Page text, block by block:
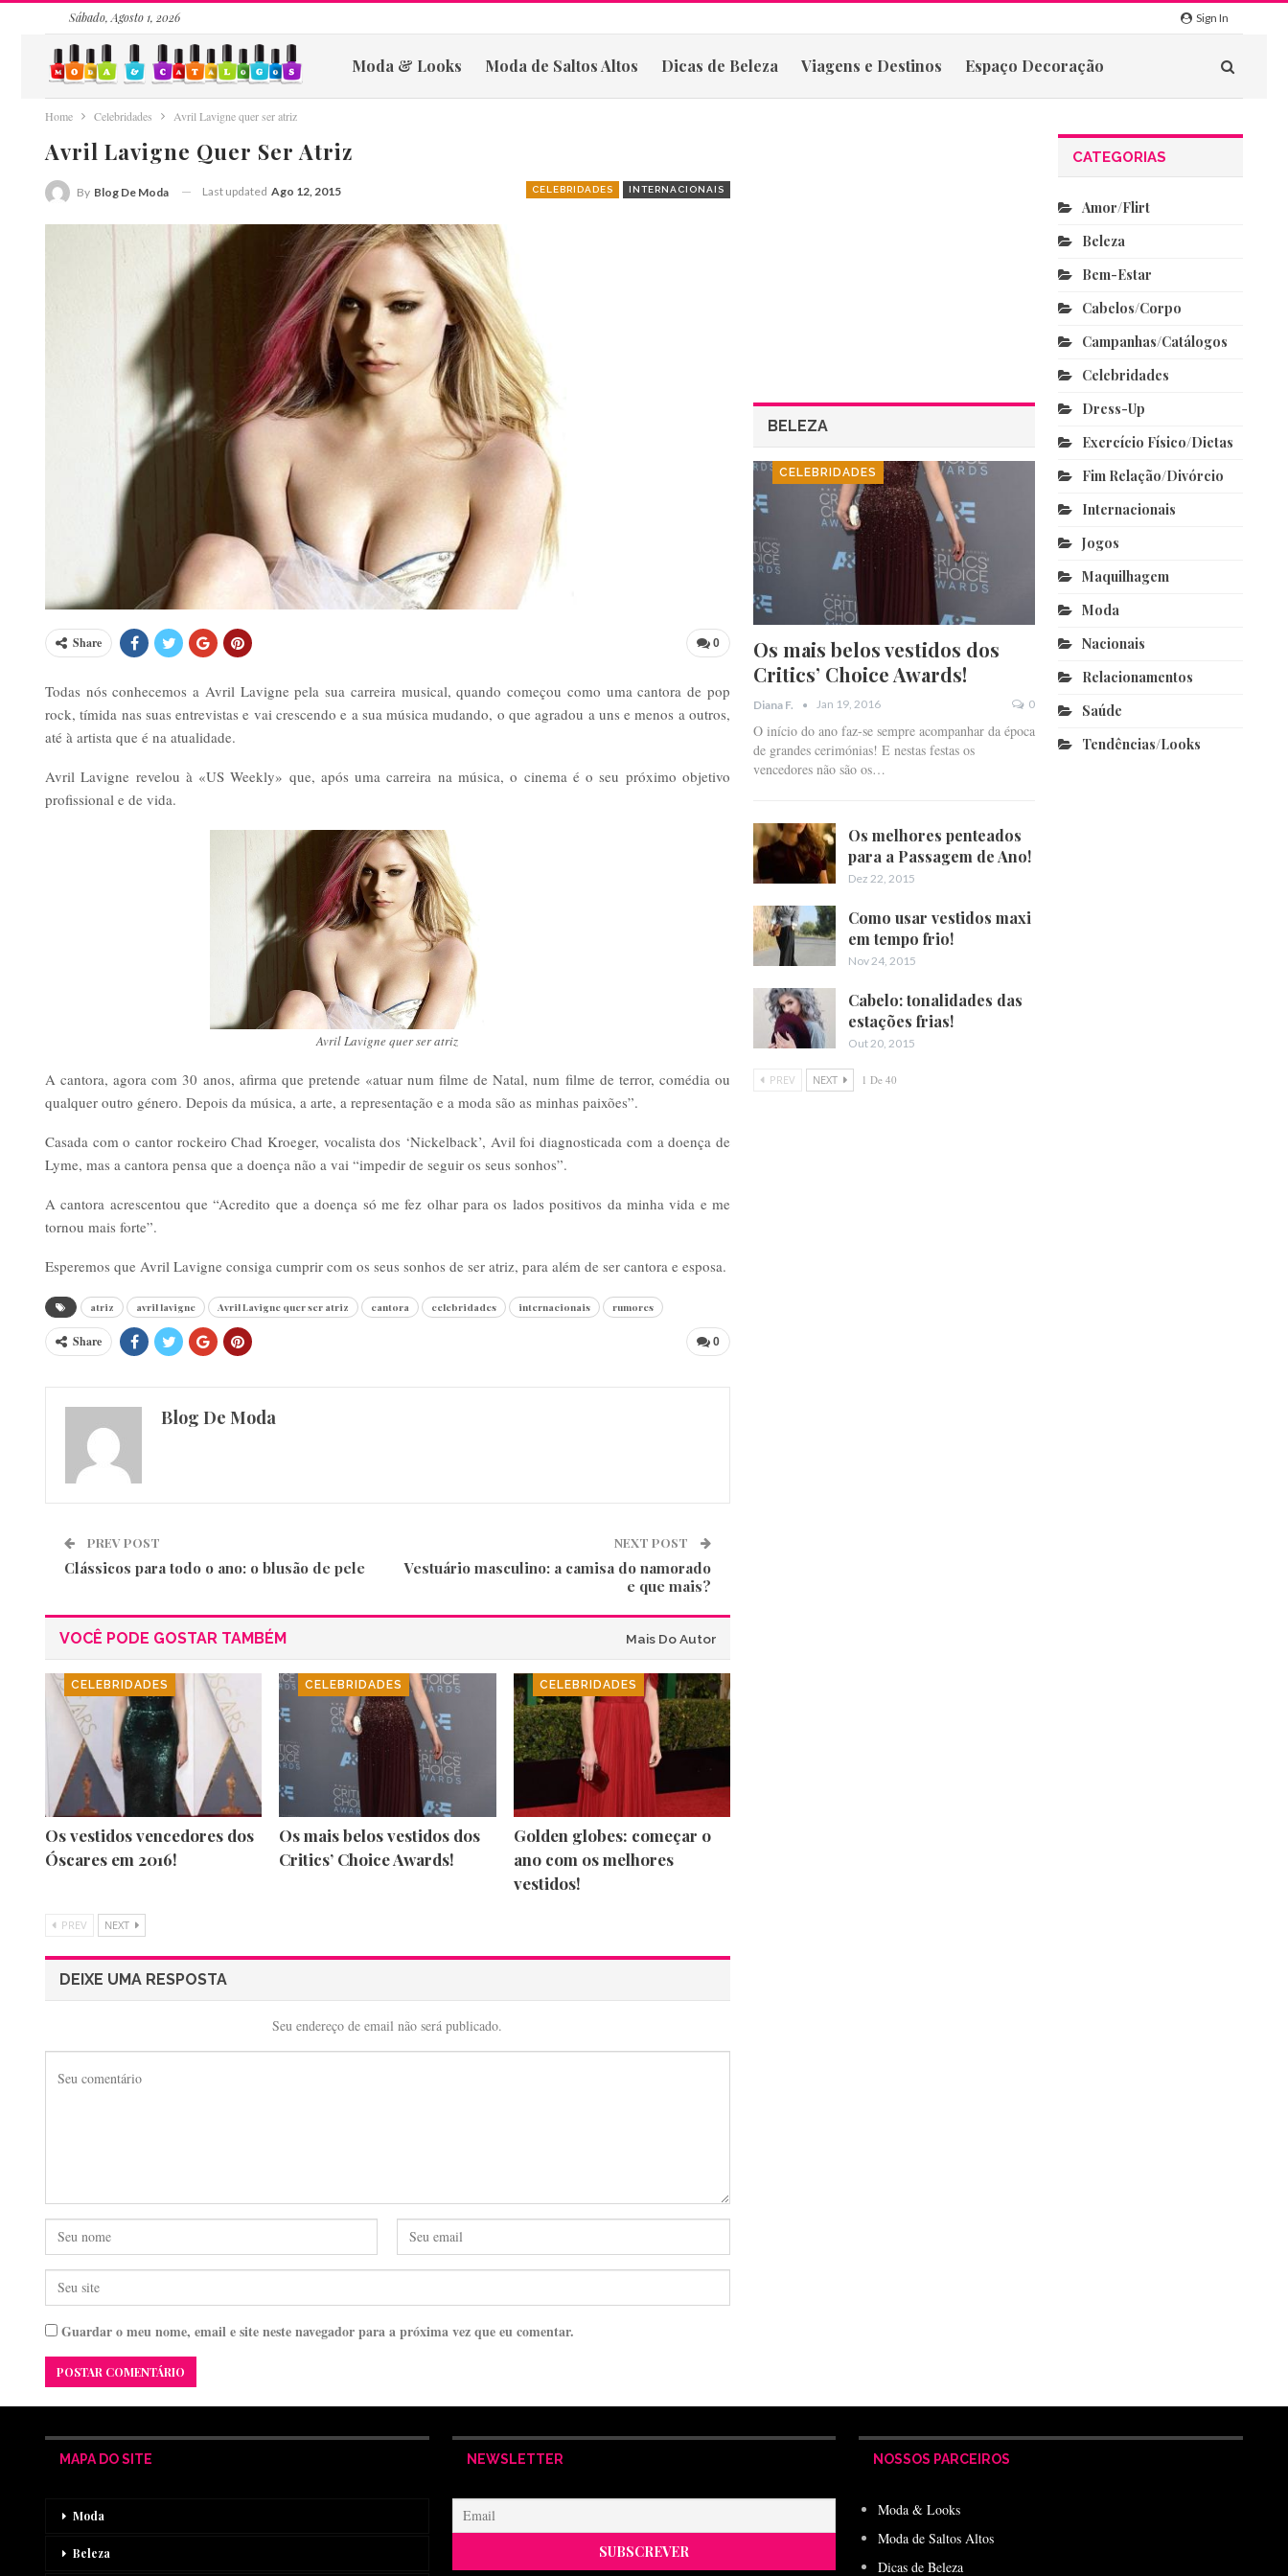
Sábado, Agosto 1, 2026 Sign In
Moda & Looks Moda de Saltos Altos Dicas de Beleza Viagens e Destinos Espaço Decoração
Home Celebridades Avril Lavigne quer ser atriz
Avril Lavigne Quer Ser Atriz
CELEBRIDADES INTERNACIONAIS
By Blog De Moda Last updated Ago 12, 2015
0
Share
Todas nós conhecemos a Avril Lavigne pela sua carreira musical, quando começou como uma cantora de pop
rock, tímida nas suas entrevistas e vai crescendo e a sua música mudando, o que agradou a uns e menos a outros,
até à artista que é na atualidade.
Avril Lavigne revelou à «US Weekly» que, após uma carreira na música, o cinema é o seu próximo objetivo
profissional e de vida.
Avril Lavigne quer ser atriz
A cantora, agora com 30 anos, afirma que pretende «atuar num filme de Natal, num filme de terror, comédia ou
qualquer outro género. Depois da música, a arte, a representação e a moda são as minhas paixões”.
Casada com o cantor rockeiro Chad Kroeger, vocalista dos ‘Nickelback’, Avil foi diagnosticada com a doença de
Lyme, mas a cantora pensa que a doença não a vai “impedir de seguir os seus sonhos”.
A cantora acrescentou que “Acredito que a doença só me fez olhar para os lados positivos da minha vida e me
tornou mais forte”.
Esperemos que Avril Lavigne consiga cumprir com os seus sonhos de ser atriz, para além de ser cantora e esposa.
atriz avril lavigne Avril Lavigne quer ser atriz cantora celebridades internacionais rumores
0
Share
Blog De Moda
PREV POST
Clássicos para todo o ano: o blusão de pele
NEXT POST
Vestuário masculino: a camisa do namorado
e que mais?
VOCÊ PODE GOSTAR TAMBÉM Mais Do Autor
CELEBRIDADES
Os vestidos vencedores dos
Óscares em 2016!
CELEBRIDADES
Os mais belos vestidos dos
Critics’ Choice Awards!
CELEBRIDADES
Golden globes: começar o
ano com os melhores
vestidos!
PREV NEXT
DEIXE UMA RESPOSTA
Seu endereço de email não será publicado.
Guardar o meu nome, email e site neste navegador para a próxima vez que eu comentar.
BELEZA
CELEBRIDADES
Os mais belos vestidos dos
Critics’ Choice Awards!
Diana F. Jan 19, 2016 0
O início do ano faz-se sempre acompanhar da época
de grandes cerimónias! E nestas festas os
vencedores não são os…
Os melhores penteados
para a Passagem de Ano!
Dez 22, 2015
Como usar vestidos maxi
em tempo frio!
Nov 24, 2015
Cabelo: tonalidades das
estações frias!
Out 20, 2015
PREV NEXT 1 De 40
CATEGORIAS
Amor/flirt
Beleza
Bem-Estar
Cabelos/corpo
Campanhas/catálogos
Celebridades
Dress-Up
Exercício Físico/dietas
Fim Relação/divórcio
Internacionais
Jogos
Maquilhagem
Moda
Nacionais
Relacionamentos
Saúde
Tendências/looks
MAPA DO SITE
Moda
Beleza
NEWSLETTER NOSSOS PARCEIROS
Moda & Looks
Moda de Saltos Altos
Dicas de Beleza